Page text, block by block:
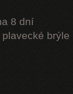
8 dní
brýle